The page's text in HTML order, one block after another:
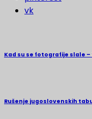
vk
Kad su se fotografije slale
Rušenje jugoslovenskih